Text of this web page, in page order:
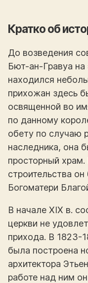
Кратко об
До возведения
Бют-ан-Гравуа
находился
прихожан здесь
освященной во
по данному
обету по случаю
наследника, она
просторный
строительства
Богоматери
В начале XIX в.
церкви не
прихода. В 1823-
была построена
архитектора
работе над ним